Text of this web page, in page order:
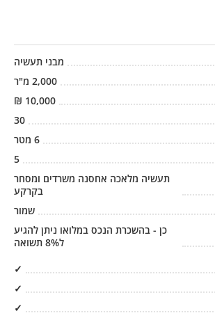
מבני תעשיה
2,000 מ"ר
10,000
₪
30
6 מטר
5
תעשיה מלאכה אחסנה משרדים ומסחר
בקרקע
שמור
כן - בהשכרת הנכס במלואו ניתן להגיע
ל8% תשואה
✓
✓
✓